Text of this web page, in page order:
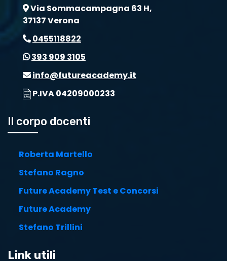
Via Sommacampagna 63 H,
37137 Verona
0455118822
393 909 3105
info@futureacademy.it
P.IVA 04209000233
Il corpo docenti
Roberta Martello
Stefano Ragno
Future Academy Test e Concorsi
Future Academy
Stefano Trillini
Link utili